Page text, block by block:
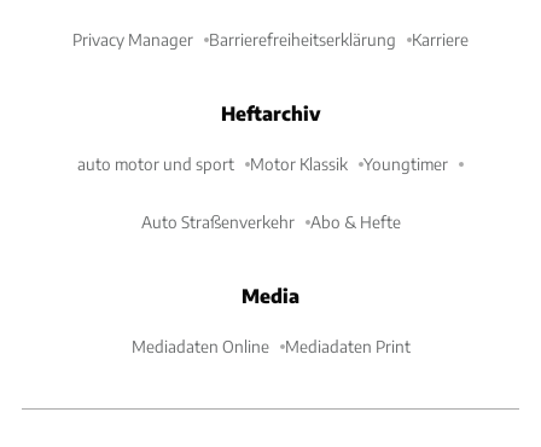
Privacy Manager Barrierefreiheitserklärung Karriere
Heftarchiv
auto motor und sport Motor Klassik Youngtimer
Auto Straßenverkehr Abo & Hefte
Media
Mediadaten Online Mediadaten Print